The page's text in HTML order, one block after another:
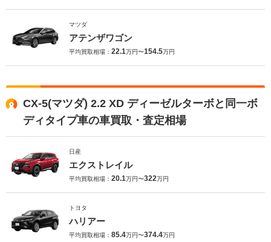
マツダ
アテンザワゴン
平均買取相場： 22.1万円〜154.5万円
CX-5(マツダ) 2.2 XD ディーゼルターボと同一ボ
ディタイプ車の車買取・査定相場
日産
エクストレイル
平均買取相場： 20.1万円〜322万円
トヨタ
ハリアー
平均買取相場： 85.4万円〜374.4万円